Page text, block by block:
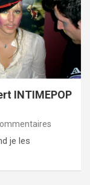
INTIMEPOP
je les